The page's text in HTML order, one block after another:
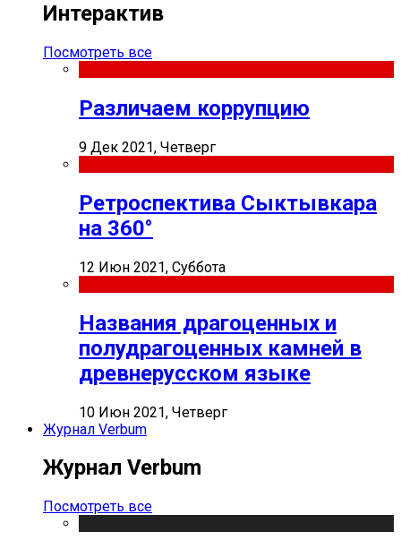
Интерактив
Посмотреть все
Различаем коррупцию
9 Дек 2021, Четверг
Ретроспектива Сыктывкара
на 360°
12 Июн 2021, Суббота
Названия драгоценных и
полудрагоценных камней в
древнерусском языке
10 Июн 2021, Четверг
Журнал Verbum
Журнал Verbum
Посмотреть все